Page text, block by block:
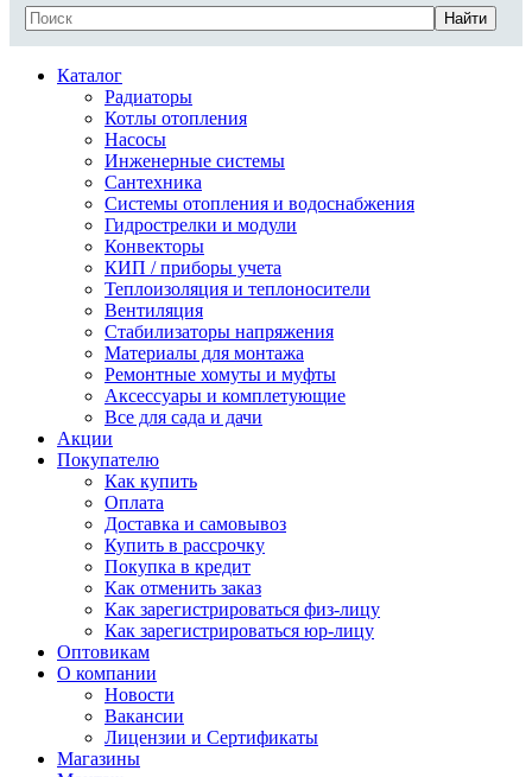
Найти
Каталог
Радиаторы
Котлы отопления
Насосы
Инженерные системы
Сантехника
Системы отопления и водоснабжения
Гидрострелки и модули
Конвекторы
КИП / приборы учета
Теплоизоляция и теплоносители
Вентиляция
Стабилизаторы напряжения
Материалы для монтажа
Ремонтные хомуты и муфты
Аксессуары и комплетующие
Все для сада и дачи
Акции
Покупателю
Как купить
Оплата
Доставка и самовывоз
Купить в рассрочку
Покупка в кредит
Как отменить заказ
Как зарегистрироваться физ-лицу
Как зарегистрироваться юр-лицу
Оптовикам
О компании
Новости
Вакансии
Лицензии и Сертификаты
Магазины